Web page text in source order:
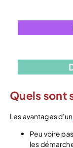
Quels sont
Les avantages d’un
Peu voire
les